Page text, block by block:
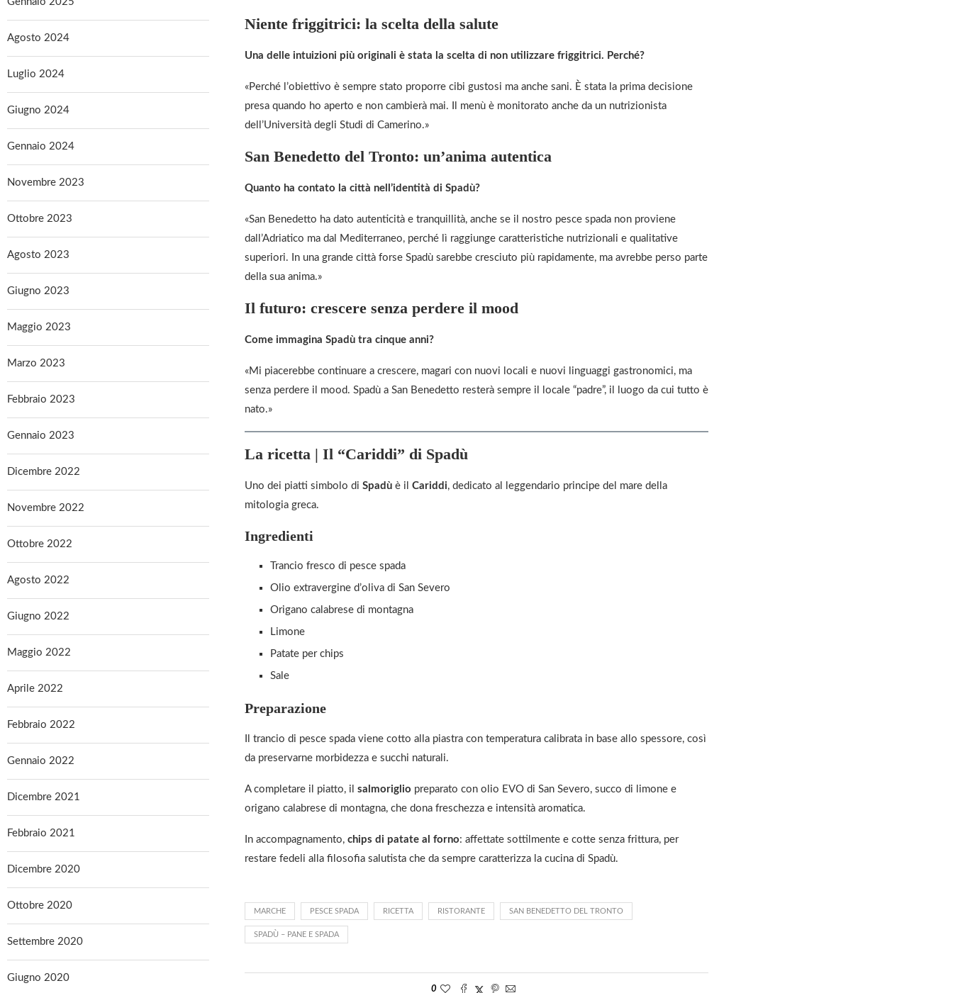
Niente friggitrici: la scelta della salute
Una delle intuizioni più originali è stata la scelta di non utilizzare friggitrici. Perché?
«Perché l’obiettivo è sempre stato proporre cibi gustosi ma anche sani. È stata la prima decisione
presa quando ho aperto e non cambierà mai. Il menù è monitorato anche da un nutrizionista
dell’Università degli Studi di Camerino.»
San Benedetto del Tronto: un’anima autentica
Quanto ha contato la città nell’identità di Spadù?
«San Benedetto ha dato autenticità e tranquillità, anche se il nostro pesce spada non proviene
dall’Adriatico ma dal Mediterraneo, perché lì raggiunge caratteristiche nutrizionali e qualitative
superiori. In una grande città forse Spadù sarebbe cresciuto più rapidamente, ma avrebbe perso parte
della sua anima.»
Il futuro: crescere senza perdere il mood
Come immagina Spadù tra cinque anni?
«Mi piacerebbe continuare a crescere, magari con nuovi locali e nuovi linguaggi gastronomici, ma
senza perdere il mood. Spadù a San Benedetto resterà sempre il locale “padre”, il luogo da cui tutto è
nato.»
La ricetta | Il “Cariddi” di Spadù
Uno dei piatti simbolo di Spadùè il Cariddi, dedicato al leggendario principe del mare della
mitologia greca.
Ingredienti
Trancio fresco di pesce spada
Olio extravergine d’oliva di San Severo
Origano calabrese di montagna
Limone
Patate per chips
Sale
Preparazione
Il trancio di pesce spada viene cotto alla piastra con temperatura calibrata in base allo spessore, così
da preservarne morbidezza e succhi naturali.
A completare il piatto, il salmoriglio preparato con olio EVO di San Severo, succo di limone e
origano calabrese di montagna, che dona freschezza e intensità aromatica.
In accompagnamento, chips di patate al forno: affettate sottilmente e cotte senza frittura, per
restare fedeli alla filosofia salutista che da sempre caratterizza la cucina di Spadù.
MARCHE PESCE SPADA RICETTA RISTORANTE SAN BENEDETTO DEL TRONTO
SPADÙ – PANE E SPADA
0
Agosto 2024
Luglio 2024
Giugno 2024
Gennaio 2024
Novembre 2023
Ottobre 2023
Agosto 2023
Giugno 2023
Maggio 2023
Marzo 2023
Febbraio 2023
Gennaio 2023
Dicembre 2022
Novembre 2022
Ottobre 2022
Agosto 2022
Giugno 2022
Maggio 2022
Aprile 2022
Febbraio 2022
Gennaio 2022
Dicembre 2021
Febbraio 2021
Dicembre 2020
Ottobre 2020
Settembre 2020
Giugno 2020